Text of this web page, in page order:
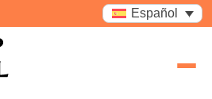
Español